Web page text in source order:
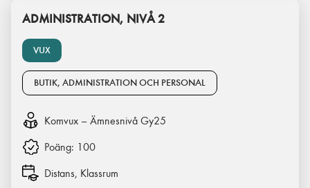
VUX
ADMINISTRATION, NIVÅ 2
BUTIK, ADMINISTRATION OCH PERSONAL
Komvux – Ämnesnivå Gy25
Poäng: 100
Distans, Klassrum